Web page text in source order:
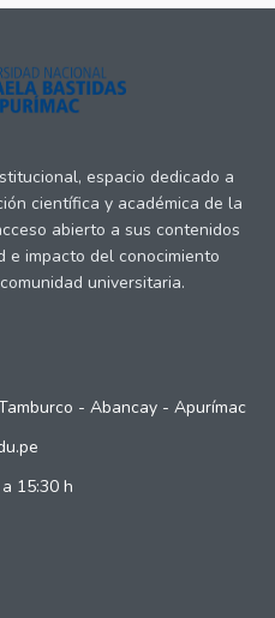
espacio dedicado a
científica y académica de la
abierto a sus contenidos
impacto del conocimiento
universitaria.
- Abancay - Apurímac
15:30 h